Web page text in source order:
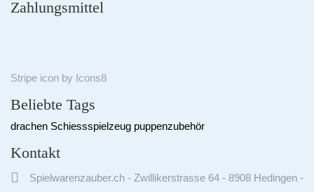
Zahlungsmittel
Stripe icon by Icons8
Beliebte Tags
drachen Schiessspielzeug puppenzubehör
Kontakt

Spielwarenzauber.ch - Zwillikerstrasse 64 - 8908 Hedingen -